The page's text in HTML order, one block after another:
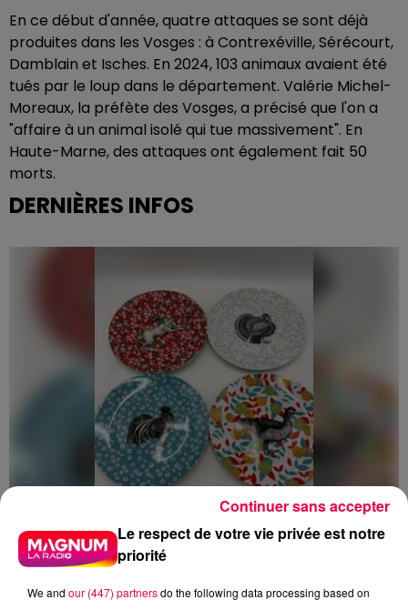
En ce début d'année, quatre attaques se sont déjà
produites dans les Vosges : à Contrexéville, Sérécourt,
Damblain et Isches. En 2024, 103 animaux avaient été
tués par le loup dans le département. Valérie Michel-
Moreaux, la préfète des Vosges, a précisé que l'on a
"affaire à un animal isolé qui tue massivement". En
Haute-Marne, des attaques ont également fait 50
morts.
DERNIÈRES INFOS
5 août 2026
Des assiettes Linvosges rappelées pour
Le respect de votre vie privée est notre
priorité
We and our (447) partnersdo the following data processing based on
Continuer sans accepter